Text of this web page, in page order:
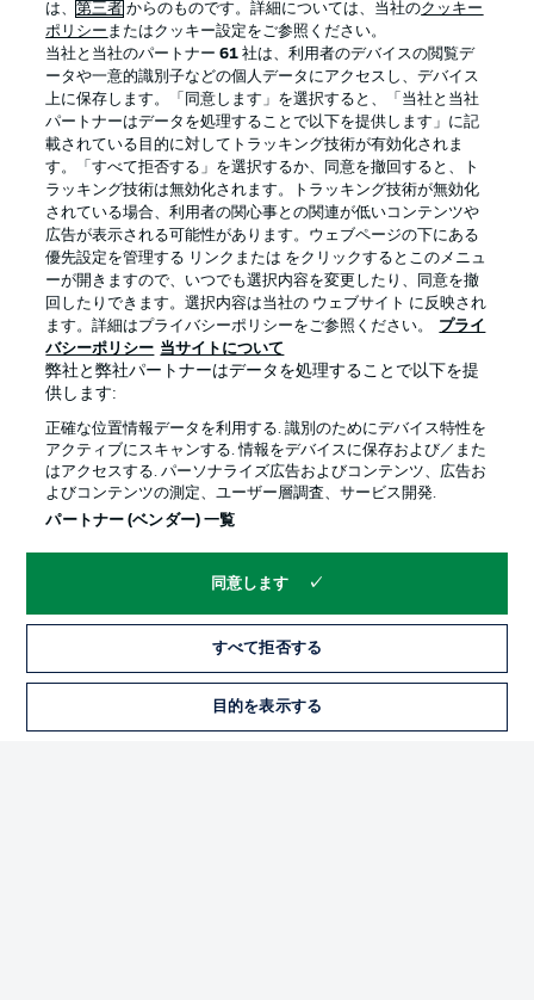
ログイン
Football as it's meant to be
BUNDESLIGA APP
Official Partners
プライバシー・ポリシー 優先設定を管理する
は、第三者 からのものです。詳細については、当社のクッキー
ポリシー またはクッキー設定をご参照ください。
当社と当社のパートナー61 社は、利用者のデバイスの閲覧デ
ータや一意的識別子などの個人データにアクセスし、デバイス
上に保存します。「同意します」を選択すると、「当社と当社
パートナーはデータを処理することで以下を提供します」に記
載されている目的に対してトラッキング技術が有効化されま
す。「すべて拒否する」を選択するか、同意を撤回すると、ト
ラッキング技術は無効化されます。トラッキング技術が無効化
されている場合、利用者の関心事との関連が低いコンテンツや
広告が表示される可能性があります。ウェブページの下にある
優先設定を管理する リンクまたは をクリックするとこのメニュ
ーが開きますので、いつでも選択内容を変更したり、同意を撤
回したりできます。選択内容は当社の ウェブサイト に反映され
ます。詳細はプライバシーポリシーをご参照ください。
プライ
バシーポリシー 当サイトについて
弊社と弊社パートナーはデータを処理することで以下を提
供します:
正確な位置情報データを利用する. 識別のためにデバイス特性を
アクティブにスキャンする. 情報をデバイスに保存および／また
はアクセスする. パーソナライズ広告およびコンテンツ、広告お
よびコンテンツの測定、ユーザー層調査、サービス開発.
パートナー (ベンダー) 一覧
同意します
すべて拒否する
目的を表示する